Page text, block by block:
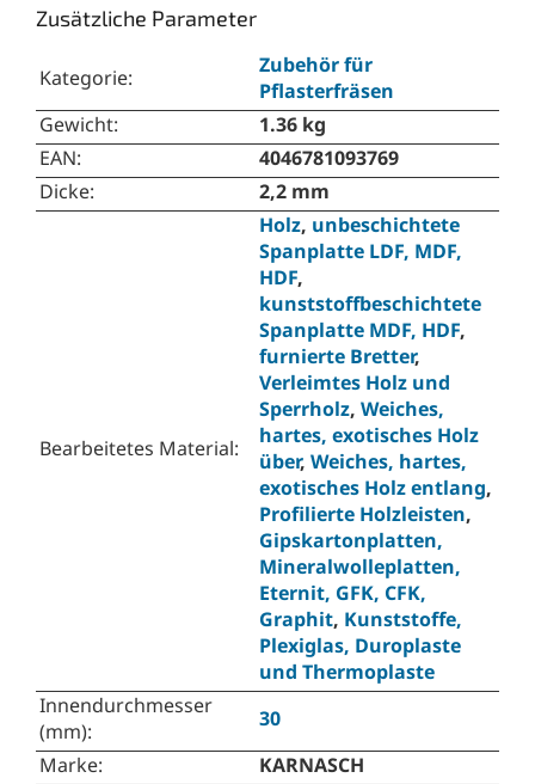
Zusätzliche Parameter
Kategorie:
Zubehör für
Pflasterfräsen
Gewicht:
1.36 kg
EAN:
4046781093769
Dicke: 2,2 mm
Bearbeitetes Material:
Holz, unbeschichtete
Spanplatte LDF, MDF,
HDF,
kunststoffbeschichtete
Spanplatte MDF, HDF,
furnierte Bretter,
Verleimtes Holz und
Sperrholz, Weiches,
hartes, exotisches Holz
über, Weiches, hartes,
exotisches Holz entlang,
Profilierte Holzleisten,
Gipskartonplatten,
Mineralwolleplatten,
Eternit, GFK, CFK,
Graphit, Kunststoffe,
Plexiglas, Duroplaste
und Thermoplaste
Innendurchmesser
(mm):
30
Marke:
KARNASCH